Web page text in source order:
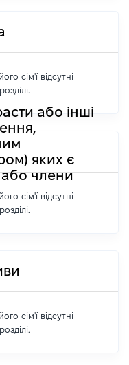
сім'ї відсутні
або інші
яких є
або члени
сім'ї відсутні
сім'ї відсутні